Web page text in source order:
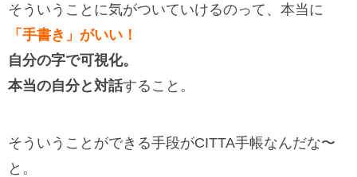
そういうことに気がついていけるのって、本当に
「手書き」がいい！
自分の字で可視化。
本当の自分と対話すること。
そういうことができる手段がCITTA手帳なんだな〜
と。